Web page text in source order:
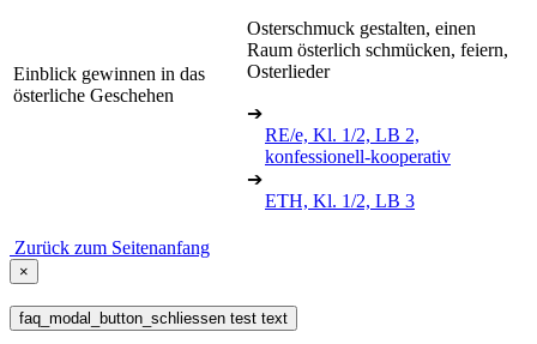
Einblick gewinnen in das
österliche Geschehen
Osterschmuck gestalten, einen
Raum österlich schmücken, feiern,
Osterlieder
➔
RE/e, Kl. 1/2, LB 2,
konfessionell-kooperativ
➔
ETH, Kl. 1/2, LB 3
Zurück zum Seitenanfang
×
faq_modal_button_schliessen test text